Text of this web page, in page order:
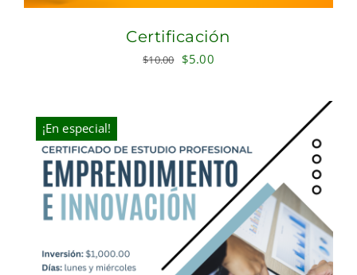
Certificación
$10.00 Original
$5.00Current
¡En especial!